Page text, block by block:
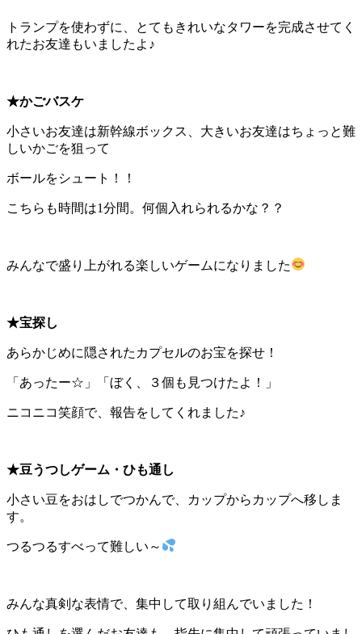
トランプを使わずに、とてもきれいなタワーを完成させてく
れたお友達もいましたよ♪
★かごバスケ
小さいお友達は新幹線ボックス、大きいお友達はちょっと難
しいかごを狙って
ボールをシュート！！
こちらも時間は1分間。何個入れられるかな？？
みんなで盛り上がれる楽しいゲームになりました
★宝探し
あらかじめに隠されたカプセルのお宝を探せ！
「あったー☆」「ぼく、３個も見つけたよ！」
ニコニコ笑顔で、報告をしてくれました♪
★豆うつしゲーム・ひも通し
小さい豆をおはしでつかんで、カップからカップへ移しま
す。
つるつるすべって難しい～
みんな真剣な表情で、集中して取り組んでいました！